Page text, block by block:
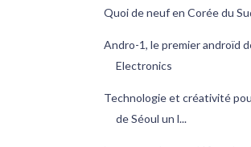
Quoi de neuf en Corée du
Andro-1, le premier androïd
Electronics
Technologie et créativité
de Séoul un l...